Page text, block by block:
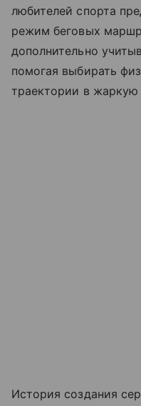
любителей спорта
режим беговых
дополнительно
помогая выбирать
траектории в жаркую
История создания